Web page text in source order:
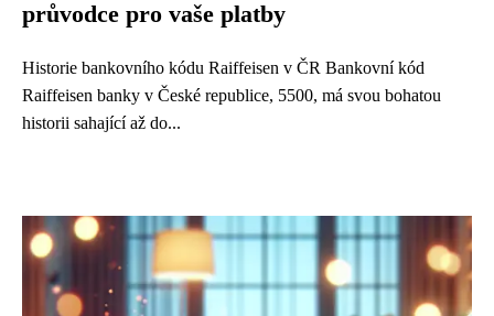
průvodce pro vaše platby
Historie bankovního kódu Raiffeisen v ČR Bankovní kód
Raiffeisen banky v České republice, 5500, má svou bohatou
historii sahající až do...